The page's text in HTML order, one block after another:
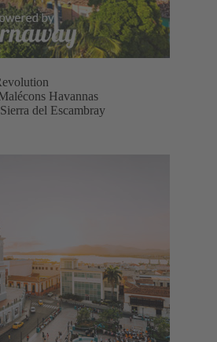
Havannas
del Escambray